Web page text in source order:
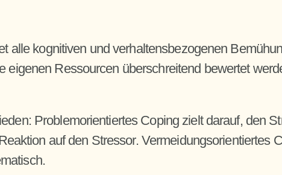
alle kognitiven und verhaltensbezogenen
Ressourcen überschreitend bewertet
Problemorientiertes Coping zielt darauf, den
auf den Stressor. Vermeidungsorientiertes